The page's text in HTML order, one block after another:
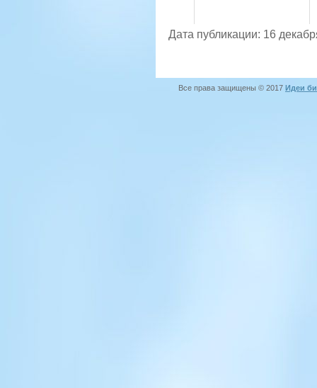
Дата публикации: 16
Все права защищены © 2017 Идеи